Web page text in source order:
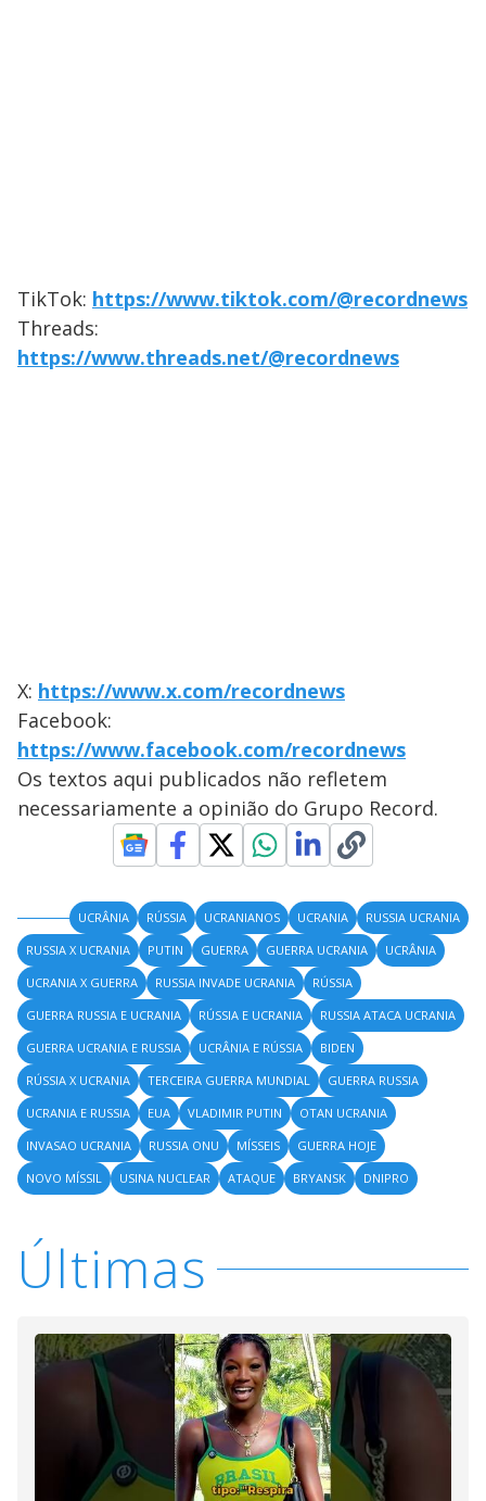
TikTok: https://www.tiktok.com/@recordnews
Threads:
https://www.threads.net/@recordnews
X: https://www.x.com/recordnews
Facebook:
https://www.facebook.com/recordnews
Os textos aqui publicados não refletem
necessariamente a opinião do Grupo Record.
UCRÂNIA RÚSSIA UCRANIANOS UCRANIA
RUSSIA UCRANIA
RUSSIA X UCRANIA
PUTIN GUERRA GUERRA UCRANIA
UCRÂNIA
UCRANIA X GUERRA
RUSSIA INVADE UCRANIA
RÚSSIA
GUERRA RUSSIA E UCRANIA
RÚSSIA E UCRANIA
RUSSIA ATACA UCRANIA
GUERRA UCRANIA E RUSSIA
UCRÂNIA E RÚSSIA
BIDEN
RÚSSIA X UCRANIA
TERCEIRA GUERRA MUNDIAL
GUERRA RUSSIA
UCRANIA E RUSSIA
EUA VLADIMIR PUTIN
OTAN UCRANIA
INVASAO UCRANIA
RUSSIA ONU MÍSSEIS
GUERRA HOJE
NOVO MÍSSIL
USINA NUCLEAR ATAQUE BRYANSK DNIPRO
Últimas